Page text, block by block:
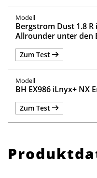
Bergstrom Dust 1.8 R
Allrounder unter den
Zum Test
BH EX986 iLnyx+ NX
Zum Test